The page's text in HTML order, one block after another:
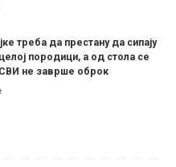
треба да престану да сипају
породици, а од стола се
не заврше оброк